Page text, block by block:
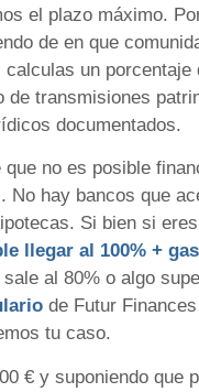
el plazo máximo.
de en que
calculas un porcentaje
de transmisiones
documentados.
que no es posible
No hay bancos que
Si bien si eres
llegar al 100% +
al 80% o algo
de Futur
tu caso.
€ y suponiendo que